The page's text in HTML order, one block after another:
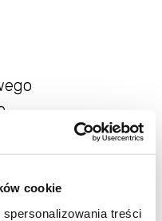
cookie
treści